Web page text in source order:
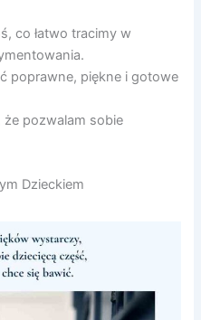
co łatwo tracimy w
poprawne, piękne i gotowe
że pozwalam sobie
Dzieckiem